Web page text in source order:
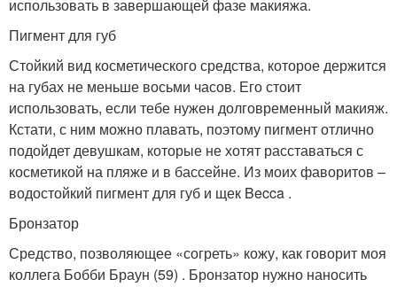
использовать в завершающей фазе макияжа.
Пигмент для губ
Стойкий вид косметического средства, которое держится
на губах не меньше восьми часов. Его стоит
использовать, если тебе нужен долговременный макияж.
Кстати, с ним можно плавать, поэтому пигмент отлично
подойдет девушкам, которые не хотят расставаться с
косметикой на пляже и в бассейне. Из моих фаворитов –
водостойкий пигмент для губ и щек Becca .
Бронзатор
Средство, позволяющее «согреть» кожу, как говорит моя
коллега Бобби Браун (59) . Бронзатор нужно наносить